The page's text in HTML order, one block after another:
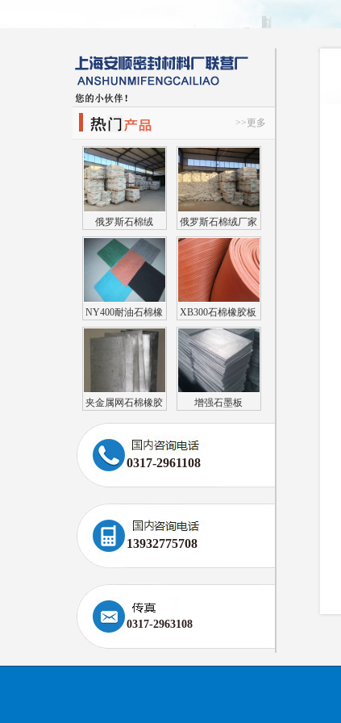
>>更多
俄罗斯石棉绒 俄罗斯石棉绒厂家
NY400耐油石棉橡
胶板
XB300石棉橡胶板
夹金属网石棉橡胶
增强石墨板
0317-2961108
13932775708
0317-2963108